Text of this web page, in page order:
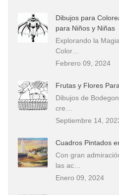
Dibujos para
para Niños y Niñas
Explorando la
Color…
Febrero 09, 2024
Frutas y Flores
Dibujos de
cre…
Septiembre 14,
Cuadros Pintados
Con gran
las ac…
Enero 09, 2024